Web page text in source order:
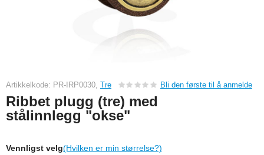
Artikkelkode: PR-IRP0030, Tre Bli den første til å anmelde
Ribbet plugg (tre) med
stålinnlegg "okse"
Vennligst velg(Hvilken er min størrelse?)